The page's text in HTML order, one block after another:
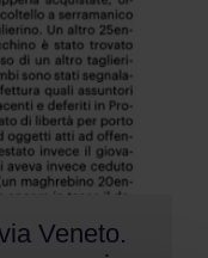
Veneto.